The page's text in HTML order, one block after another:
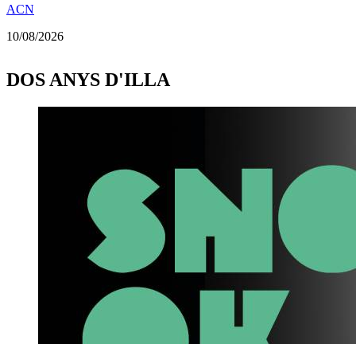
ACN
10/08/2026
DOS ANYS D'ILLA